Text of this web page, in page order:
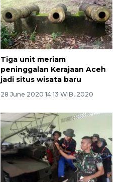
Tiga unit meriam
peninggalan Kerajaan Aceh
jadi situs wisata baru
28 June 2020 14:13 WIB, 2020